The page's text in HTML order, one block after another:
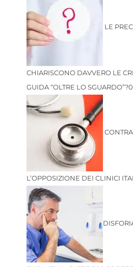
LE
CHIARISCONO DAVVERO LE
GUIDA “OLTRE LO SGUARDO”?
L’OPPOSIZIONE DEI CLINICI